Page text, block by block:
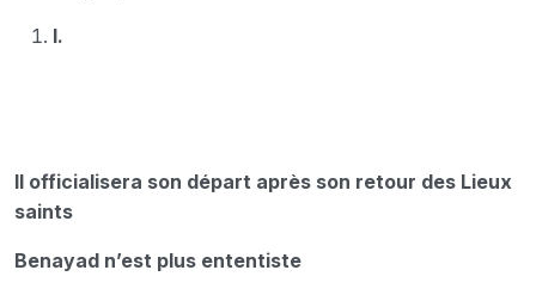
I.
Il officialisera son départ après son retour des Lieux
saints
Benayad n’est plus ententiste